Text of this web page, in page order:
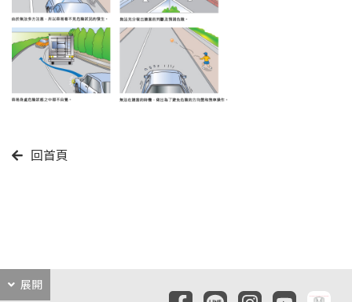
回首頁
展開